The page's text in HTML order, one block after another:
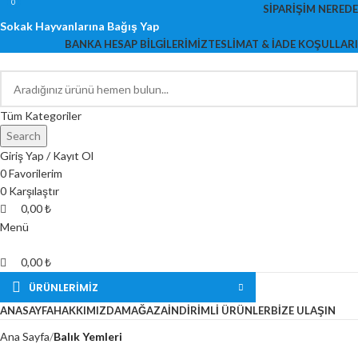
SIPARIŞIM NEREDE
Sokak Hayvanlarına Bağış Yap
BANKA HESAP BILGILERIMIZTESLIMAT & İADE KOŞULLARI
Tüm Kategoriler
Search
Giriş Yap / Kayıt Ol
0Favorilerim
0 Karşılaştır
0
0,00₺
Menü
0
0,00₺
ÜRÜNLERİMİZ
ANASAYFAHAKKIMIZDAMAĞAZAİNDIRIMLI ÜRÜNLERBIZE ULAŞIN
Ana Sayfa Balık Yemleri
0